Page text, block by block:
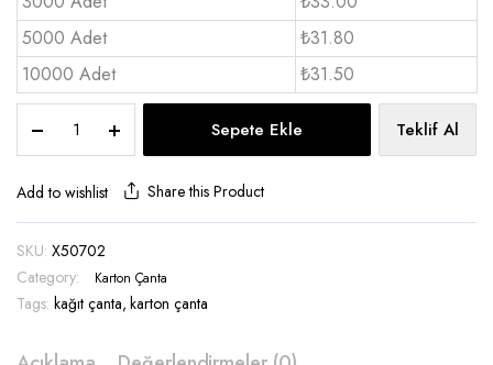
5000 Adet
₺31.80
10000 Adet
₺31.50
Çanta
35x40x11
cm
quantity
Sepete Ekle Teklif Al
Add to wishlist Share this Product
SKU: X50702
Category:
Karton Çanta
Tags: kağıt çanta,karton çanta